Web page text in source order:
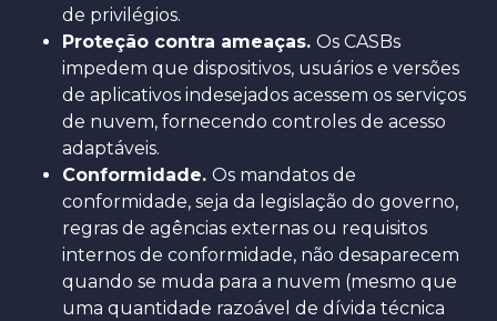
de privilégios.
Proteção contra ameaças. Os CASBs
impedem que dispositivos, usuários e versões
de aplicativos indesejados acessem os serviços
de nuvem, fornecendo controles de acesso
adaptáveis.
Conformidade. Os mandatos de
conformidade, seja da legislação do governo,
regras de agências externas ou requisitos
internos de conformidade, não desaparecem
quando se muda para a nuvem (mesmo que
uma quantidade razoável de dívida técnica